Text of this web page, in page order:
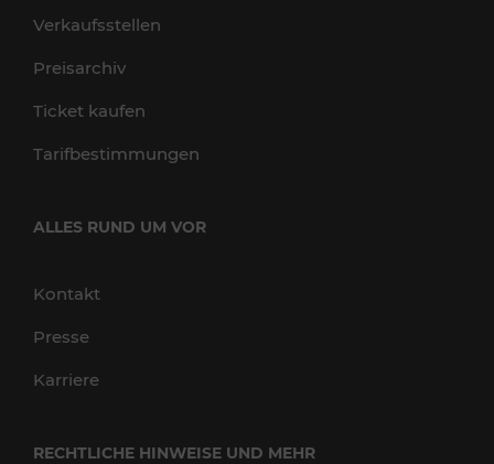
Verkaufsstellen
Preisarchiv
Ticket kaufen
Tarifbestimmungen
ALLES RUND UM VOR
Kontakt
Presse
Karriere
RECHTLICHE HINWEISE UND MEHR